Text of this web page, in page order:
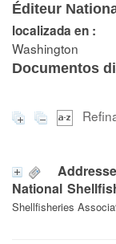
Éditeur
localizada en :
Washington
Documentos
National
Shellfisheries